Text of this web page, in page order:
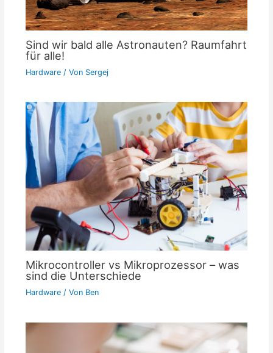
Sind wir bald alle Astronauten? Raumfahrt
für alle!
Hardware/ Von Sergej
Mikrocontroller vs Mikroprozessor – was
sind die Unterschiede
Hardware/ Von Ben